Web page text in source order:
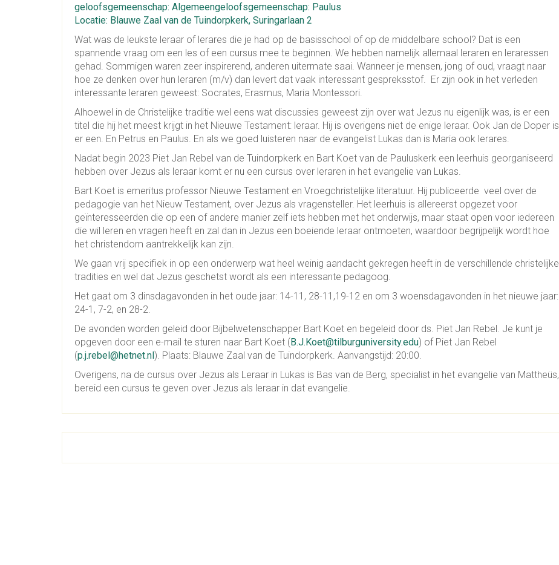
geloofsgemeenschap: Algemeengeloofsgemeenschap: Paulus
Locatie: Blauwe Zaal van de Tuindorpkerk, Suringarlaan 2
Wat was de leukste leraar of lerares die je had op de basisschool of op de middelbare school? Dat is een
spannende vraag om een les of een cursus mee te beginnen. We hebben namelijk allemaal leraren en leraressen
gehad. Sommigen waren zeer inspirerend, anderen uitermate saai. Wanneer je mensen, jong of oud, vraagt naar
hoe ze denken over hun leraren (m/v) dan levert dat vaak interessant gespreksstof. Er zijn ook in het verleden
interessante leraren geweest: Socrates, Erasmus, Maria Montessori.
Alhoewel in de Christelijke traditie wel eens wat discussies geweest zijn over wat Jezus nu eigenlijk was, is er een
titel die hij het meest krijgt in het Nieuwe Testament: leraar. Hij is overigens niet de enige leraar. Ook Jan de Doper is
er een. En Petrus en Paulus. En als we goed luisteren naar de evangelist Lukas dan is Maria ook lerares.
Nadat begin 2023 Piet Jan Rebel van de Tuindorpkerk en Bart Koet van de Pauluskerk een leerhuis georganiseerd
hebben over Jezus als leraar komt er nu een cursus over leraren in het evangelie van Lukas.
Bart Koet is emeritus professor Nieuwe Testament en Vroegchristelijke literatuur. Hij publiceerde veel over de
pedagogie van het Nieuw Testament, over Jezus als vragensteller. Het leerhuis is allereerst opgezet voor
geïnteresseerden die op een of andere manier zelf iets hebben met het onderwijs, maar staat open voor iedereen
die wil leren en vragen heeft en zal dan in Jezus een boeiende leraar ontmoeten, waardoor begrijpelijk wordt hoe
het christendom aantrekkelijk kan zijn.
We gaan vrij specifiek in op een onderwerp wat heel weinig aandacht gekregen heeft in de verschillende christelijke
tradities en wel dat Jezus geschetst wordt als een interessante pedagoog.
Het gaat om 3 dinsdagavonden in het oude jaar: 14-11, 28-11,19-12 en om 3 woensdagavonden in het nieuwe jaar:
24-1, 7-2, en 28-2.
De avonden worden geleid door Bijbelwetenschapper Bart Koet en begeleid door ds. Piet Jan Rebel. Je kunt je
opgeven door een e-mail te sturen naar Bart Koet (B.J.Koet@tilburguniversity.edu) of Piet Jan Rebel
(p.j.rebel@hetnet.nl). Plaats: Blauwe Zaal van de Tuindorpkerk. Aanvangstijd: 20:00.
Overigens, na de cursus over Jezus als Leraar in Lukas is Bas van de Berg, specialist in het evangelie van Mattheüs,
bereid een cursus te geven over Jezus als leraar in dat evangelie.